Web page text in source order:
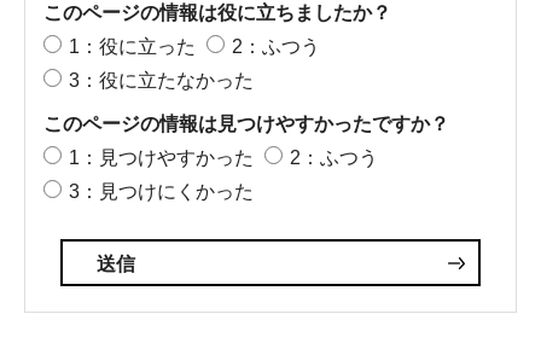
このページの情報は役に立ちましたか？
1：役に立った
2：ふつう
3：役に立たなかった
このページの情報は見つけやすかったですか？
1：見つけやすかった
2：ふつう
3：見つけにくかった